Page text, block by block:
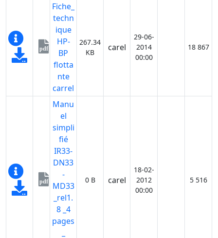
pdf
Fiche_
techn
ique
HP-
BP
flotta
nte
carrel
267.34
KB
carel
29-06-
2014
00:00
18 867
pdf
Manu
el
simpli
fié
IR33-
DN33
-
MD33
_rel1.
8 _4
pages
0 B carel
18-02-
2012
00:00
5 516